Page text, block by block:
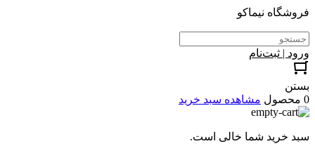
فروشگاه نیماکو
ورود | ثبت‌نام
بستن
0 محصول
مشاهده سبد خرید
سبد خرید شما خالی است.